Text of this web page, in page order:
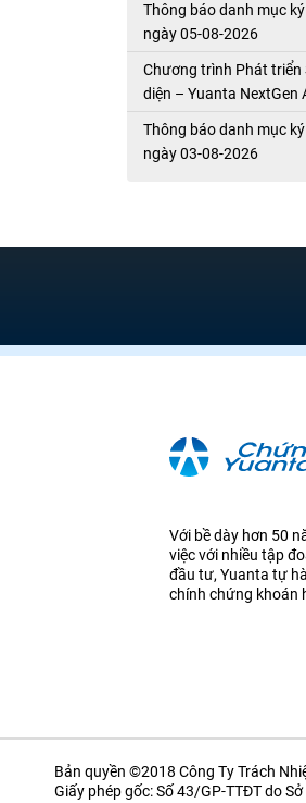
Thông báo danh mục
ngày 05-08-2026
Chương trình Phát triển
diện – Yuanta NextGen
Thông báo danh mục
ngày 03-08-2026
Với bề dày hơn 50
việc với nhiều tập
đầu tư, Yuanta tự
chính chứng khoán
Bản quyền ©2018 Công Ty Trách
Giấy phép gốc: Số 43/GP-TTĐT do